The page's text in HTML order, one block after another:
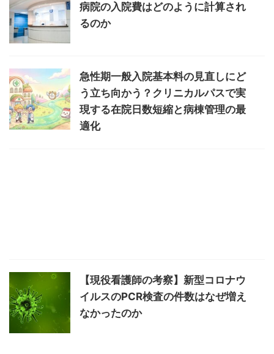
病院の入院費はどのように計算され
るのか
急性期一般入院基本料の見直しにど
う立ち向かう？クリニカルパスで実
現する在院日数短縮と病棟管理の最
適化
【現役看護師の考察】新型コロナウ
イルスのPCR検査の件数はなぜ増え
なかったのか